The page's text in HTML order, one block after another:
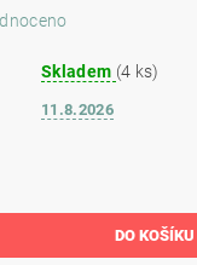
Skladem (4 ks)
11.8.2026